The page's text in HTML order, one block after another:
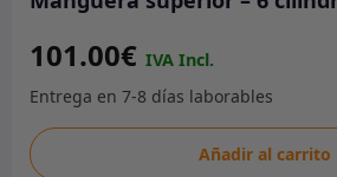
101.00€
Manguera
superior
Añadir al carrito